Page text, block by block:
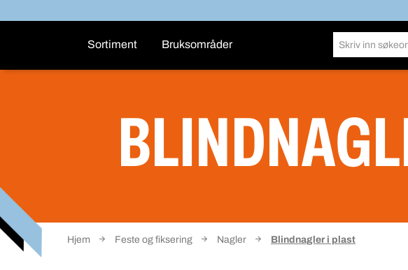
Sortiment Bruksområder
Hjem Feste og fiksering Nagler Blindnagler i plast